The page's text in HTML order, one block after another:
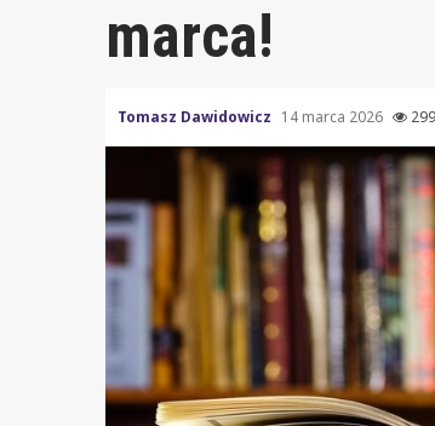
marca!
Tomasz Dawidowicz 14 marca 2026 299